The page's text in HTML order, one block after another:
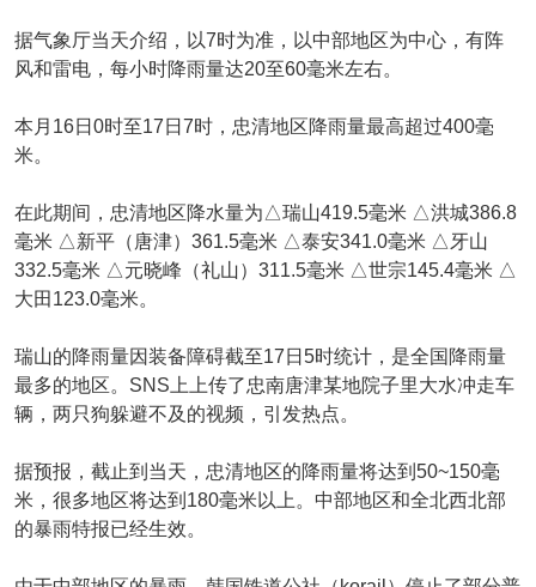
据气象厅当天介绍，以7时为准，以中部地区为中心，有阵
风和雷电，每小时降雨量达20至60毫米左右。
本月16日0时至17日7时，忠清地区降雨量最高超过400毫
米。
在此期间，忠清地区降水量为△瑞山419.5毫米 △洪城386.8
毫米 △新平（唐津）361.5毫米 △泰安341.0毫米 △牙山
332.5毫米 △元晓峰（礼山）311.5毫米 △世宗145.4毫米 △
大田123.0毫米。
瑞山的降雨量因装备障碍截至17日5时统计，是全国降雨量
最多的地区。SNS上上传了忠南唐津某地院子里大水冲走车
辆，两只狗躲避不及的视频，引发热点。
据预报，截止到当天，忠清地区的降雨量将达到50~150毫
米，很多地区将达到180毫米以上。中部地区和全北西北部
的暴雨特报已经生效。